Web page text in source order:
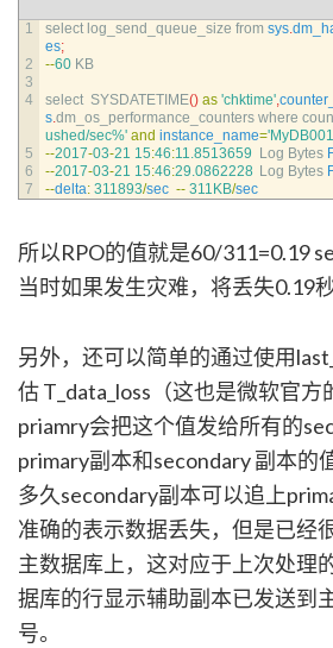
1
2
3
4
5
6
7
select log_send_queue_size from sys.
es;
--60 KB
select SYSDATETIME() as 'chktime',
s.dm_os_performance_counters where
ushed/sec%' and instance_name=
--2017-03-21 15:46:11.8513659 Log Bytes
--2017-03-21 15:46:29.0862228 Log Bytes
--delta: 311893/sec -- 311KB/sec
所以RPO的值就是60/311=0.19
当时如果发生灾难，将丢失0.19
另外，还可以简单的通过使用
估 T_data_loss（这也是微软官方
priamry会把这个值发给所有的
primary副本和secondary 副本的
多久secondary副本可以追上
准确的表示数据丢失，但是已经
主数据库上，这对应于上次处理
据库的行显示辅助副本已发送到
号。